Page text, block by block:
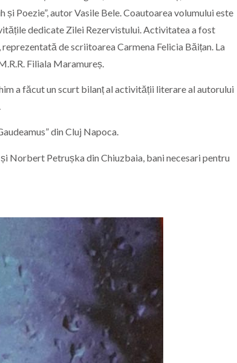
Poezie”, autor Vasile Bele. Coautoarea volumului este
dedicate Zilei Rezervistului. Activitatea a fost
de scriitoarea Carmena Felicia Băițan. La
Filiala Maramureș.
a făcut un scurt bilanț al activității literare al autorului
din Cluj Napoca.
Norbert Petrușka din Chiuzbaia, bani necesari pentru